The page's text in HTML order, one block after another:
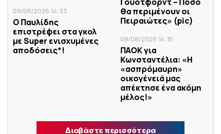
09/08/2026 14:33
Ο Παυλίδης
επιστρέφει στα γκολ
με Super ενισχυμένες
αποδόσεις*!
θα περιμένουν οι
Πειραιώτες» (pic)
09/08/2026 14:15
ΠΑΟΚ για
Κωνσταντέλια: «Η
«ασπρόμαυρη»
οικογένειά μας
απέκτησε ένα ακόμη
μέλος!»
Διαβάστε περισσότερα